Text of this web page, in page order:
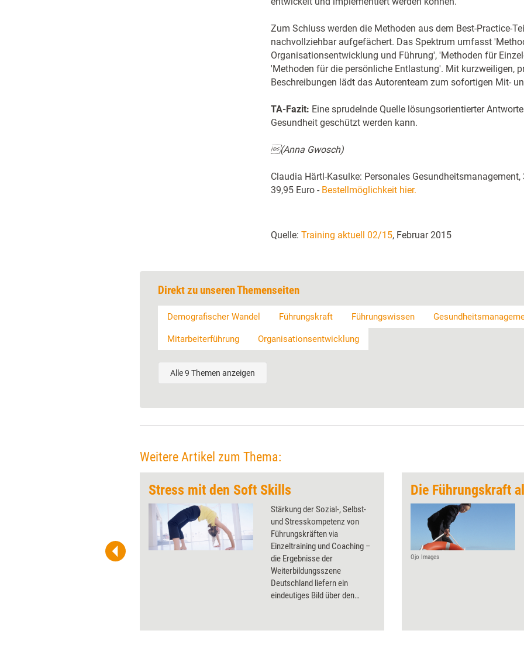
Zum Schluss werden die Methoden aus dem Best-Practice-
nachvollziehbar aufgefächert. Das Spektrum umfasst
Organisationsentwicklung und Führung', 'Methoden für
'Methoden für die persönliche Entlastung'. Mit kurzweiligen,
Beschreibungen lädt das Autorenteam zum sofortigen Mit-
TA-Fazit: Eine sprudelnde Quelle lösungsorientierter
Gesundheit geschützt werden kann.
(Anna Gwosch)
Claudia Härtl-Kasulke: Personales Gesundheitsmanagement,
39,95 Euro - Bestellmöglichkeit hier.
Quelle: Training aktuell 02/15, Februar 2015
Direkt zu unseren Themenseiten
Demografischer Wandel Führungskraft Führungswissen
Mitarbeiterführung Organisationsentwicklung
Alle 9 Themen anzeigen
Weitere Artikel zum Thema:
Stress mit den Soft Skills
Stärkung der Sozial-, Selbst-
und Stresskompetenz von
Führungskräften via
Einzeltraining und Coaching –
die Ergebnisse der
Weiterbildungsszene
Deutschland liefern ein
eindeutiges Bild über den
Unternehmen. Das Problem:
Die Führungskraft
Ojo Images